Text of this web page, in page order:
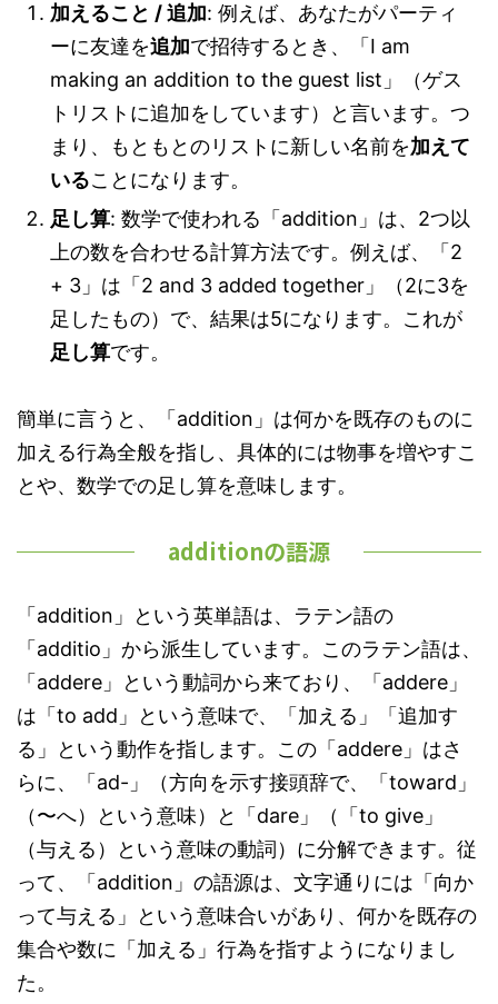
加えること / 追加: 例えば、あなたがパーティ
ーに友達を追加で招待するとき、「I am
making an addition to the guest list」（ゲス
トリストに追加をしています）と言います。つ
まり、もともとのリストに新しい名前を加えて
いることになります。
足し算: 数学で使われる「addition」は、2つ以
上の数を合わせる計算方法です。例えば、「2
+ 3」は「2 and 3 added together」（2に3を
足したもの）で、結果は5になります。これが
足し算です。
簡単に言うと、「addition」は何かを既存のものに
加える行為全般を指し、具体的には物事を増やすこ
とや、数学での足し算を意味します。
additionの語源
「addition」という英単語は、ラテン語の
「additio」から派生しています。このラテン語は、
「addere」という動詞から来ており、「addere」
は「to add」という意味で、「加える」「追加す
る」という動作を指します。この「addere」はさ
らに、「ad-」（方向を示す接頭辞で、「toward」
（〜へ）という意味）と「dare」（「to give」
（与える）という意味の動詞）に分解できます。従
って、「addition」の語源は、文字通りには「向か
って与える」という意味合いがあり、何かを既存の
集合や数に「加える」行為を指すようになりまし
た。